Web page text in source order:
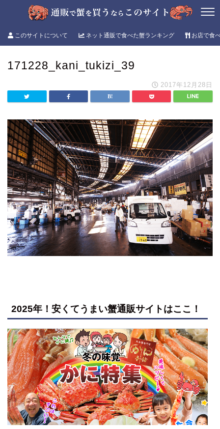
このサイトについて ネット通販で食べた蟹ランキング お店で食
171228_kani_tukizi_39
2017年12月28日
2025年！安くてうまい蟹通販サイトはここ！